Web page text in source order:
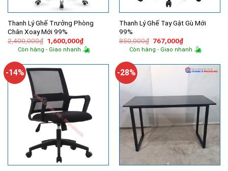
Thanh Lý Ghế Trưởng Phòng
Chân Xoay Mới 99%
2,400,000₫ Giá
gốc
là:
1,600,000₫Giá
hiện
tại
1,600,000₫.
Còn hàng - Giao nhanh
Thanh Lý Ghế Tay Gật Gù Mới
99%
850,000₫ Giá
gốc
là:
767,000₫Giá
hiện
tại
767,000₫.
Còn hàng - Giao nhanh
-14% -28%